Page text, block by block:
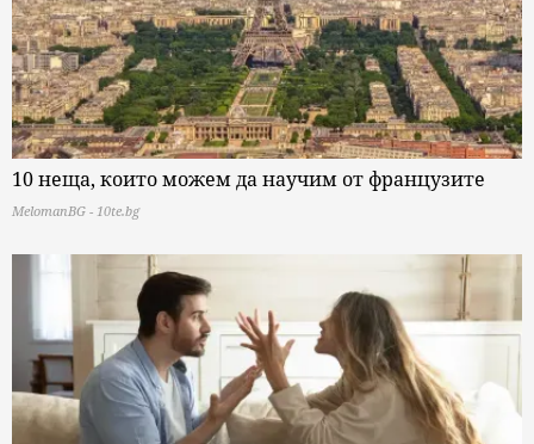
10 неща, които можем да научим от французите
MelomanBG - 10te.bg